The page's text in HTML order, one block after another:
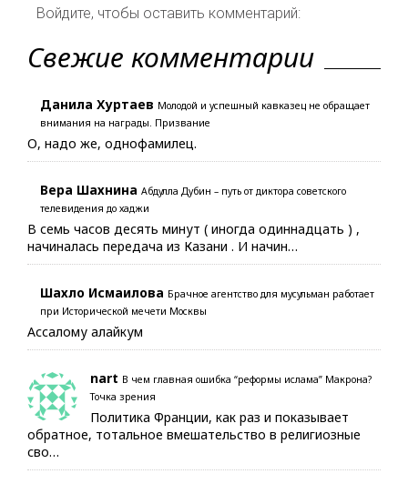
Войдите, чтобы оставить комментарий:
Свежие комментарии
Данила Хуртаев Молодой и успешный кавказец не обращает
внимания на награды. Призвание
О, надо же, однофамилец.
Вера Шахнина Абдулла Дубин – путь от диктора советского
телевидения до хаджи
В семь часов десять минут ( иногда одиннадцать ) ,
начиналась передача из Казани . И начин…
Шахло Исмаилова Брачное агентство для мусульман работает
при Исторической мечети Москвы
Ассалому алайкум
nart В чем главная ошибка “реформы ислама” Макрона?
Точка зрения
Политика Франции, как раз и показывает
обратное, тотальное вмешательство в религиозные
сво…